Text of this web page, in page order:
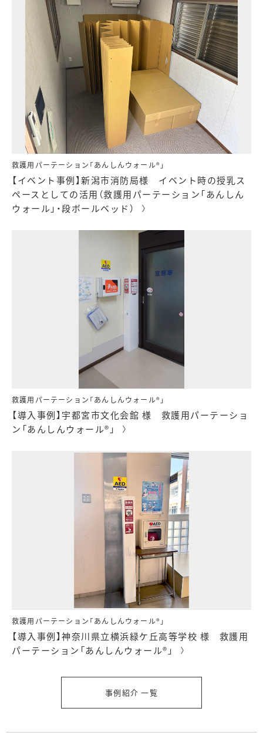
救護用パーテーション「あんしんウォール®」
【イベント事例】新潟市消防局様 イベント時の授乳ス
ペースとしての活用（救護用パーテーション「あんしん
ウォール」・段ボールベッド）
救護用パーテーション「あんしんウォール®」
【導入事例】宇都宮市文化会館 様 救護用パーテーショ
ン「あんしんウォール®」
救護用パーテーション「あんしんウォール®」
【導入事例】神奈川県立横浜緑ケ丘高等学校 様 救護用
パーテーション「あんしんウォール®」
事例紹介 一覧